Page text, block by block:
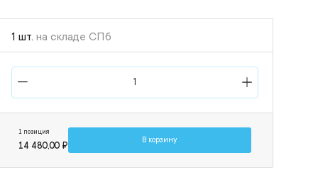
1 шт. на складе СПб
1 позиция
14 480,00 ₽
В корзину